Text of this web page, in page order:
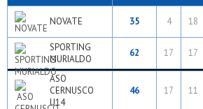
NOVATE 35 4 18
SPORTING
MURIALDO
62 17 17
ASO
CERNUSCO
U14
46 17 11